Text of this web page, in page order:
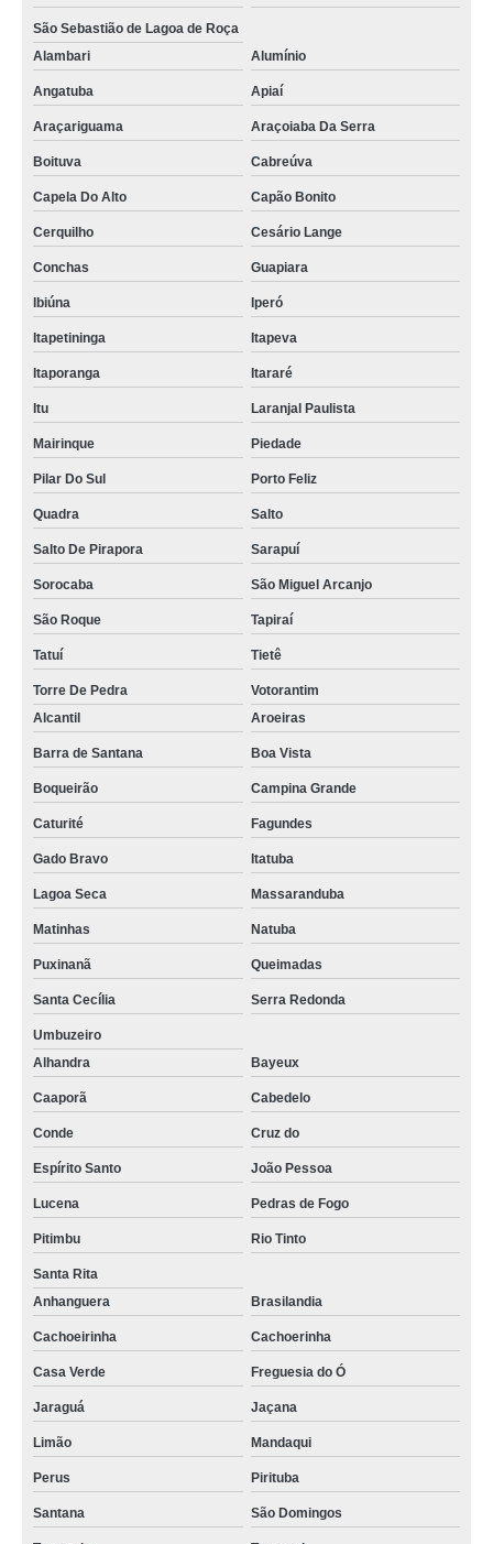
São Sebastião de Lagoa de Roça
Alambari
Alumínio
Angatuba Apiaí
Araçariguama Araçoiaba Da Serra
Boituva Cabreúva
Capela Do Alto Capão Bonito
Cerquilho Cesário Lange
Conchas Guapiara
Ibiúna Iperó
Itapetininga Itapeva
Itaporanga Itararé
Itu Laranjal Paulista
Mairinque Piedade
Pilar Do Sul Porto Feliz
Quadra Salto
Salto De Pirapora Sarapuí
Sorocaba São Miguel Arcanjo
São Roque Tapiraí
Tatuí Tietê
Torre De Pedra
Votorantim
Alcantil
Aroeiras
Barra de Santana Boa Vista
Boqueirão Campina Grande
Caturité Fagundes
Gado Bravo Itatuba
Lagoa Seca Massaranduba
Matinhas Natuba
Puxinanã Queimadas
Santa Cecília Serra Redonda
Umbuzeiro
Alhandra
Bayeux
Caaporã Cabedelo
Conde Cruz do
Espírito Santo João Pessoa
Lucena Pedras de Fogo
Pitimbu Rio Tinto
Santa Rita
Anhanguera
Brasilandia
Cachoeirinha Cachoerinha
Casa Verde Freguesia do Ó
Jaraguá Jaçana
Limão Mandaqui
Perus Pirituba
Santana São Domingos